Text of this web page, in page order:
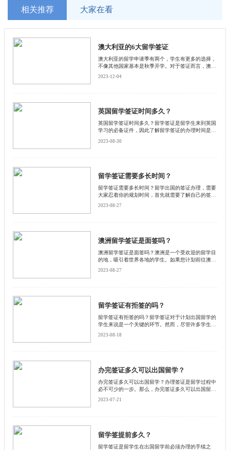
相关推荐 大家在看
澳大利亚的6大留学签证
澳大利亚的留学申请季有两个，学生有更多的选择，
不像其他国家基本是秋季开学。对于签证而言，澳大
2023-12-04
英国留学签证时间多久？
英国留学签证时间多久？留学签证是留学生来到英国
学习的必备证件，因此了解留学签证的办理时间是非
2023-08-30
留学签证需要多长时间？
留学签证需要多长时间？留学出国的签证办理，需要
大家忍着你的规划时间，首先就需要了解自己的签证
审核大概需要多长的时间。接下来和启德小编来看看
2023-08-27
澳洲留学签证是面签吗？
澳洲留学签证是面签吗？澳洲是一个受欢迎的留学目
的地，吸引着世界各地的学生。如果您计划前往澳洲
2023-08-27
留学签证有拒签的吗？
留学签证有拒签的吗？留学签证对于计划出国留学的
学生来说是一个关键的环节。然而，尽管许多学生都
2023-08-18
办完签证多久可以出国留学？
办完签证多久可以出国留学？办理签证是留学过程中
必不可少的一步。那么，办完签证多久可以出国留学
2023-07-21
留学签提前多久？
留学签证是留学生在出国留学前必须办理的手续之